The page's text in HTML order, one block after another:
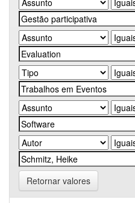
Retornar valores